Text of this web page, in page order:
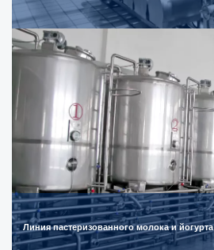
Линия пастеризованного молока и йогурта